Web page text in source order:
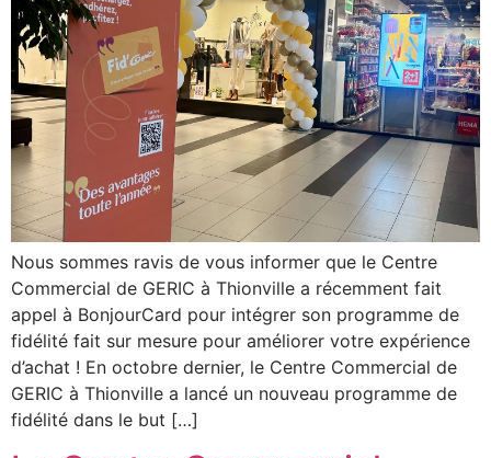
Nous sommes ravis de vous informer que le Centre
Commercial de GERIC à Thionville a récemment fait
appel à BonjourCard pour intégrer son programme de
fidélité fait sur mesure pour améliorer votre expérience
d’achat ! En octobre dernier, le Centre Commercial de
GERIC à Thionville a lancé un nouveau programme de
fidélité dans le but […]